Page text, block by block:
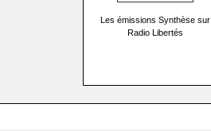
Les émissions Synthèse sur
Radio Libertés